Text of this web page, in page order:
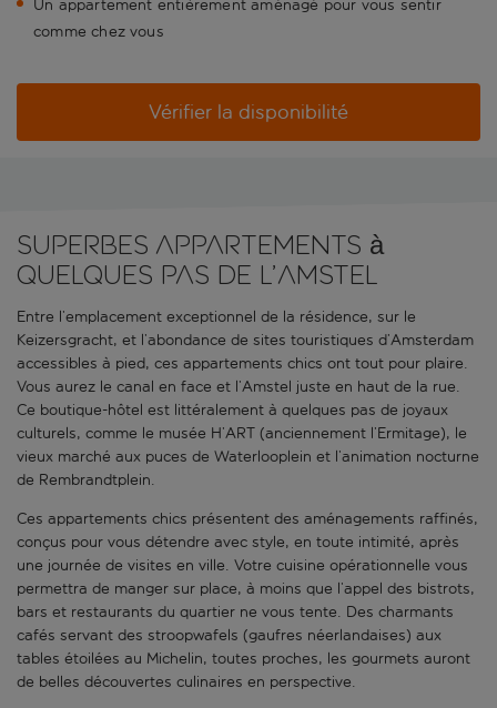
Un appartement entièrement aménagé pour vous sentir
comme chez vous
Vérifier la disponibilité
Superbes appartements à
quelques pas de l’Amstel
Entre l’emplacement exceptionnel de la résidence, sur le
Keizersgracht, et l’abondance de sites touristiques d’Amsterdam
accessibles à pied, ces appartements chics ont tout pour plaire.
Vous aurez le canal en face et l’Amstel juste en haut de la rue.
Ce boutique-hôtel est littéralement à quelques pas de joyaux
culturels, comme le musée H’ART (anciennement l’Ermitage), le
vieux marché aux puces de Waterlooplein et l’animation nocturne
de Rembrandtplein.
Ces appartements chics présentent des aménagements raffinés,
conçus pour vous détendre avec style, en toute intimité, après
une journée de visites en ville. Votre cuisine opérationnelle vous
permettra de manger sur place, à moins que l’appel des bistrots,
bars et restaurants du quartier ne vous tente. Des charmants
cafés servant des stroopwafels (gaufres néerlandaises) aux
tables étoilées au Michelin, toutes proches, les gourmets auront
de belles découvertes culinaires en perspective.